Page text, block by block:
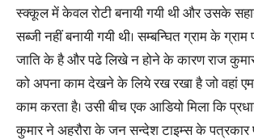
स्क्कूल में केवल रोटी बनायी गयी थी और उसके
सब्जी नहीं बनायी गयी थी। सम्बन्घित ग्राम के
जाति के है और पढे लिखे न होने के कारण राज
को अपना काम देखने के लिये रख रखा है जो वहां
काम करता है। उसी बीच एक आडियो मिला कि
कुमार ने अहरौरा के जन सन्देश टाइम्स के